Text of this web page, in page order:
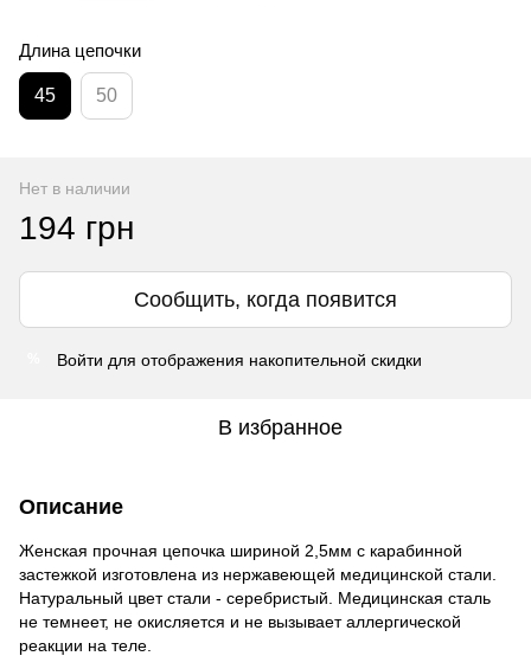
Длина цепочки
45 50
Нет в наличии
194 грн
Сообщить, когда появится
Войти для отображения накопительной скидки
В избранное
Описание
Женская прочная цепочка шириной 2,5мм с карабинной
застежкой изготовлена из нержавеющей медицинской стали.
Натуральный цвет стали - серебристый. Медицинская сталь
не темнеет, не окисляется и не вызывает аллергической
реакции на теле.